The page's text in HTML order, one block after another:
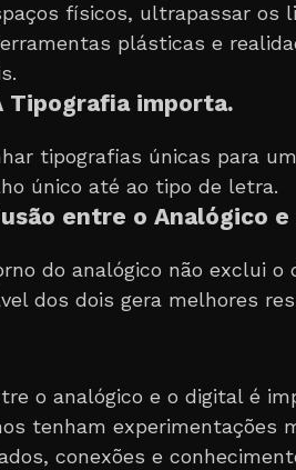
físicos, ultrapassar os
plásticas e
Tipografia importa.
tipografias únicas para
único até ao tipo de letra.
entre o Analógico
do analógico não exclui
dos dois gera melhores
o analógico e o digital é
tenham experimentações
conexões e